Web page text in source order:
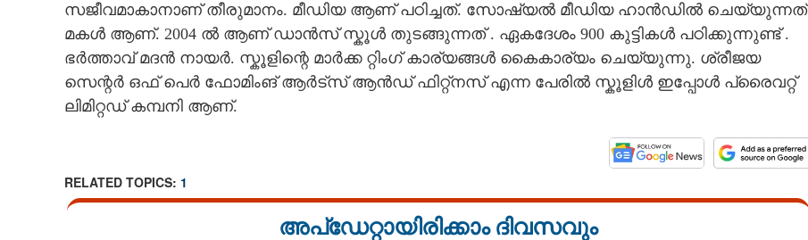
സജീവമാകാനാണ് തീരുമാനം. മീഡിയ ആണ് പഠിച്ചത്. സോഷ്യൽ മീഡിയ ഹാൻഡിൽ ചെയ്യുന്നത്
മകൾ ആണ്. 2004 ൽ ആണ് ഡാൻസ് സ്കൂൾ തുടങ്ങുന്നത് . ഏകദേശം 900 കുട്ടികൾ പഠിക്കുന്നുണ്ട് .
ഭർത്താവ് മദൻ നായർ. സ്കൂളിന്റെ മാർക്ക റ്റിംഗ് കാര്യങ്ങൾ കൈകാര്യം ചെയ്യുന്നു. ശ്രീജയ
സെന്റർ ഒഫ് പെർ ഫോമിംങ് ആർട്സ് ആൻഡ് ഫിറ്റ്നസ് എന്ന പേരിൽ സ്കൂളിൾ ഇപ്പോൾ പ്രൈവറ്റ്
ലിമിറ്റഡ് കമ്പനി ആണ്.
RELATED TOPICS: 1
അപ്ഡേറ്റായിരിക്കാം ദിവസവും